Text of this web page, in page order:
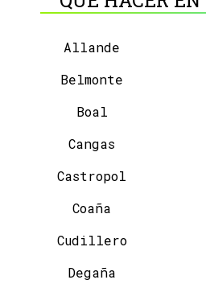
Allande
Belmonte
Boal
Cangas
Castropol
Coaña
Cudillero
Degaña